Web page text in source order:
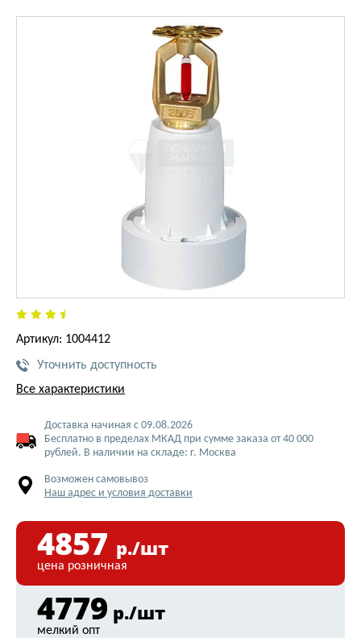
Артикул: 1004412
Уточнить доступность
Все характеристики
Доставка начиная с 09.08.2026
Бесплатно в пределах МКАД при сумме заказа от 40 000
рублей. В наличии на складе: г. Москва
Возможен самовывоз
Наш адрес и условия доставки
4857 р./шт
цена розничная
4779 р./шт
мелкий опт